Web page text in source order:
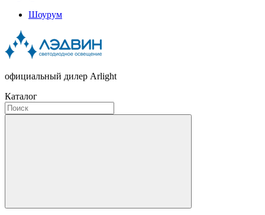
Шоурум
официальный дилер Arlight
Каталог